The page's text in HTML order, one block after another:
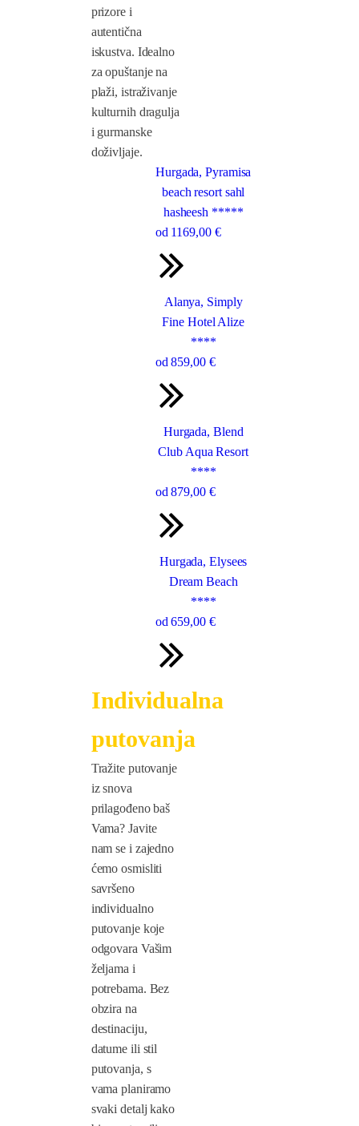
prizore i
autentična
iskustva. Idealno
za opuštanje na
plaži, istraživanje
kulturnih dragulja
i gurmanske
doživljaje.
Hurgada, Pyramisa
beach resort sahl
hasheesh *****
od 1169,00 €
Alanya, Simply
Fine Hotel Alize
****
od859,00 €
Hurgada, Blend
Club Aqua Resort
****
od879,00 €
Hurgada, Elysees
Dream Beach
****
od659,00 €
Individualna
putovanja
Tražite putovanje
iz snova
prilagođeno baš
Vama? Javite
nam se i zajedno
ćemo osmisliti
savršeno
individualno
putovanje koje
odgovara Vašim
željama i
potrebama. Bez
obzira na
destinaciju,
datume ili stil
putovanja, s
vama planiramo
svaki detalj kako